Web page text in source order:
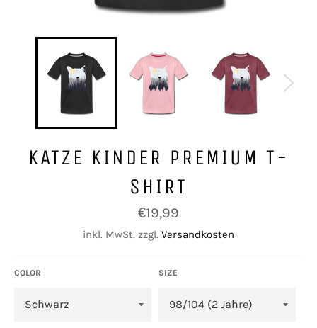
KATZE KINDER PREMIUM T-
SHIRT
Normaler
Preis
€19,99
inkl. MwSt. zzgl. Versandkosten
COLOR SIZE